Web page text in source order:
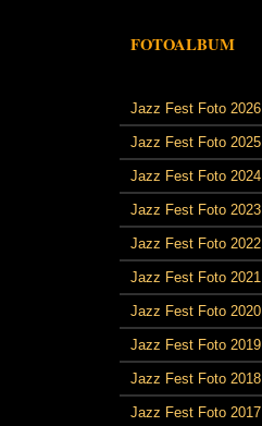
FOTOALBUM
Jazz Fest Foto 2026
Jazz Fest Foto 2025
Jazz Fest Foto 2024
Jazz Fest Foto 2023
Jazz Fest Foto 2022
Jazz Fest Foto 2021
Jazz Fest Foto 2020
Jazz Fest Foto 2019
Jazz Fest Foto 2018
Jazz Fest Foto 2017